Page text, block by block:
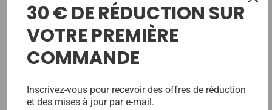
PPI Allegro Shampoo 8oz
Keune Color Care
30 € DE RÉDUCTION SUR
VOTRE PREMIÈRE
COMMANDE
Inscrivez-vous pour recevoir des offres de réduction
et des mises à jour par e-mail.